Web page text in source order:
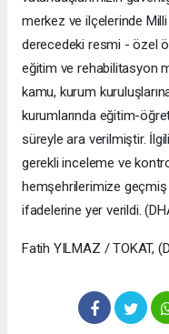
merkez ve ilçelerinde Milli
derecedeki resmi - özel
eğitim ve rehabilitasyon
kamu, kurum
kurumlarında eğitim-
süreyle ara verilmiştir.
gerekli inceleme ve
hemşehrilerimize
ifadelerine yer verildi.
Fatih YILMAZ / TOKAT,